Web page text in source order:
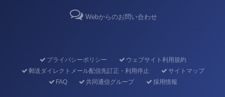
Webからのお問い合わせ
プライバシーポリシー
ウェブサイト利用規約
郵送ダイレクトメール配信先訂正・利用停止
サイトマップ
FAQ
共同通信グループ 採用情報